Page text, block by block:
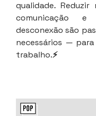
qualidade.
comunicação
desconexão são
necessários —
trabalho.⚡